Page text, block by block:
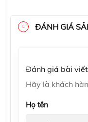
ĐÁNH GIÁ
Đánh giá bài viết
Hãy là khách
Họ tên